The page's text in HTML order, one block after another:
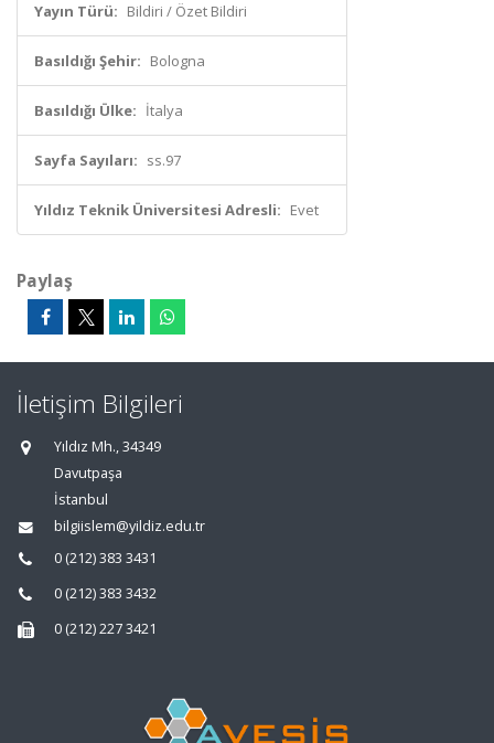
Yayın Türü: Bildiri / Özet Bildiri
Basıldığı Şehir: Bologna
Basıldığı Ülke: İtalya
Sayfa Sayıları: ss.97
Yıldız Teknik Üniversitesi Adresli: Evet
Paylaş
İletişim Bilgileri
Yıldız Mh., 34349
Davutpaşa
İstanbul
bilgiislem@yildiz.edu.tr
0 (212) 383 3431
0 (212) 383 3432
0 (212) 227 3421